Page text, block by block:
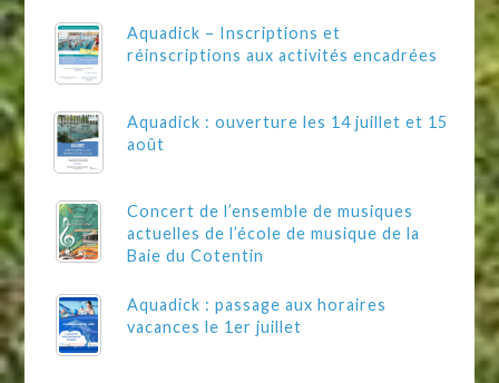
Aquadick – Inscriptions et
réinscriptions aux activités encadrées
Aquadick : ouverture les 14 juillet et 15
août
Concert de l’ensemble de musiques
actuelles de l’école de musique de la
Baie du Cotentin
Aquadick : passage aux horaires
vacances le 1er juillet